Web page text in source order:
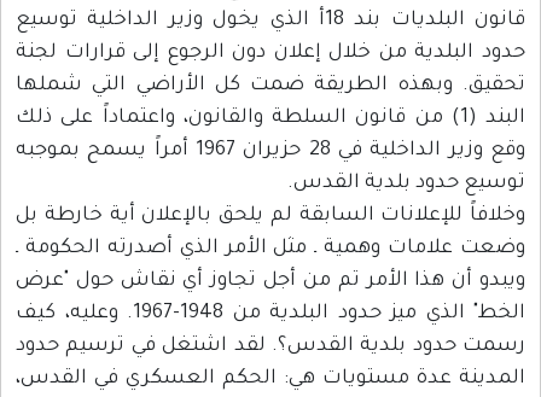
قانون البلديات بند 18أ الذي يخول وزير الداخلية توسيع
حدود البلدية من خلال إعلان دون الرجوع إلى قرارات لجنة
تحقيق. وبهذه الطريقة ضمت كل الأراضي التي شملها
البند (1) من قانون السلطة والقانون، واعتماداً على ذلك
وقع وزير الداخلية في 28 حزيران 1967 أمراً يسمح بموجبه
توسيع حدود بلدية القدس.
وخلافاً للإعلانات السابقة لم يلحق بالإعلان أية خارطة بل
وضعت علامات وهمية ـ مثل الأمر الذي أصدرته الحكومة ـ
ويبدو أن هذا الأمر تم من أجل تجاوز أي نقاش حول "عرض
الخط" الذي ميز حدود البلدية من 1948-1967. وعليه، كيف
رسمت حدود بلدية القدس؟. لقد اشتغل في ترسيم حدود
المدينة عدة مستويات هي: الحكم العسكري في القدس،